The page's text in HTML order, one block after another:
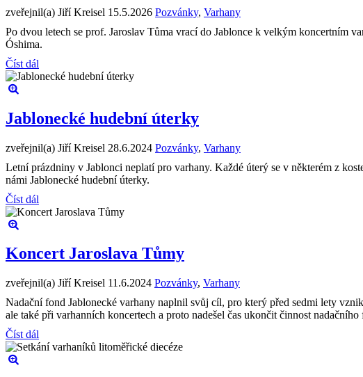
zveřejnil(a) Jiří Kreisel 15.5.2026 Pozvánky, Varhany
Po dvou letech se prof. Jaroslav Tůma vrací do Jablonce k velkým koncertním
Óshima.
Číst dál
Jablonecké hudební úterky
zveřejnil(a) Jiří Kreisel 28.6.2024 Pozvánky, Varhany
Letní prázdniny v Jablonci neplatí pro varhany. Každé úterý se v některém z
námi Jablonecké hudební úterky.
Číst dál
Koncert Jaroslava Tůmy
zveřejnil(a) Jiří Kreisel 11.6.2024 Pozvánky, Varhany
Nadační fond Jablonecké varhany naplnil svůj cíl, pro který před sedmi lety
ale také při varhanních koncertech a proto nadešel čas ukončit činnost nadačního
Číst dál